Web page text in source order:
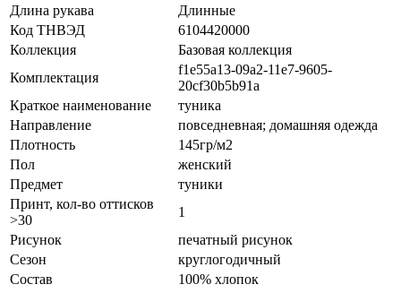
Длина рукава
Длинные
Код ТНВЭД
6104420000
Коллекция
Базовая коллекция
Комплектация
f1e55a13-09a2-11e7-9605-
20cf30b5b91a
Краткое наименование
туника
Направление
повседневная; домашняя одежда
Плотность
145гр/м2
Пол
женский
Предмет
туники
Принт, кол-во оттисков
>30
1
Рисунок
печатный рисунок
Сезон
круглогодичный
Состав
100% хлопок